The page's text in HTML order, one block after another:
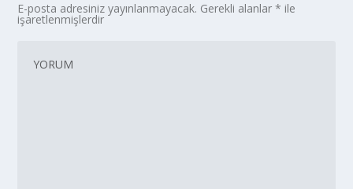
E-posta adresiniz yayınlanmayacak. Gerekli alanlar* ile
işaretlenmişlerdir